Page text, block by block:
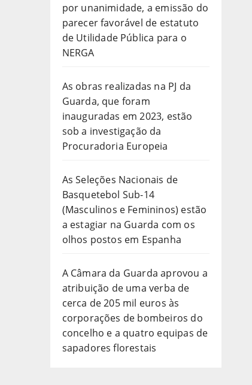
por unanimidade, a emissão do
parecer favorável de estatuto
de Utilidade Pública para o
NERGA
As obras realizadas na PJ da
Guarda, que foram
inauguradas em 2023, estão
sob a investigação da
Procuradoria Europeia
As Seleções Nacionais de
Basquetebol Sub-14
(Masculinos e Femininos) estão
a estagiar na Guarda com os
olhos postos em Espanha
A Câmara da Guarda aprovou a
atribuição de uma verba de
cerca de 205 mil euros às
corporações de bombeiros do
concelho e a quatro equipas de
sapadores florestais